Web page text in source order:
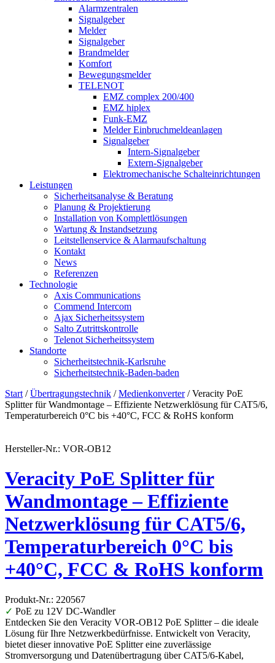
Alarmzentralen
Signalgeber
Melder
Signalgeber
Brandmelder
Komfort
Bewegungsmelder
TELENOT
EMZ complex 200/400
EMZ hiplex
Funk-EMZ
Melder Einbruchmeldeanlagen
Signalgeber
Intern-Signalgeber
Extern-Signalgeber
Elektromechanische Schalteinrichtungen
Leistungen
Sicherheitsanalyse & Beratung
Planung & Projektierung​
Installation von Komplettlösungen
Wartung & Instandsetzung
Leitstellenservice & Alarmaufschaltung
Kontakt
News
Referenzen
Technologie
Axis Communications
Commend Intercom
Ajax Sicherheitssystem​
Salto Zutrittskontrolle
Telenot Sicherheitssystem
Standorte
Sicherheitstechnik-Karlsruhe
Sicherheitstechnik-Baden-baden
Start /Übertragungstechnik /Medienkonverter/ Veracity PoE
Splitter für Wandmontage – Effiziente Netzwerklösung für CAT5/6,
Temperaturbereich 0°C bis +40°C, FCC & RoHS konform
Hersteller-Nr.: VOR-OB12
Veracity PoE Splitter für
Wandmontage – Effiziente
Netzwerklösung für CAT5/6,
Temperaturbereich 0°C bis
+40°C, FCC & RoHS konform
Produkt-Nr.: 220567
✓ PoE zu 12V DC-Wandler
Entdecken Sie den Veracity VOR-OB12 PoE Splitter – die ideale
Lösung für Ihre Netzwerkbedürfnisse. Entwickelt von Veracity,
bietet dieser innovative PoE Splitter eine zuverlässige
Stromversorgung und Datenübertragung über CAT5/6-Kabel,